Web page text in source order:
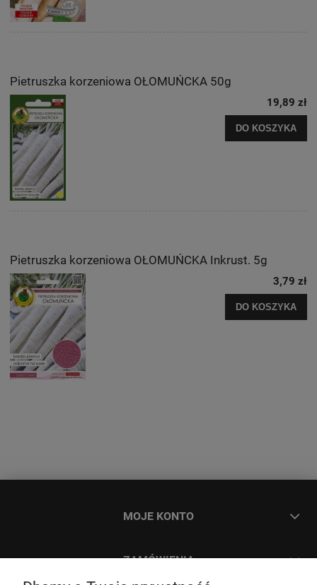
Pietruszka korzeniowa OŁOMUŃCKA 50g
19,89 zł
DO KOSZYKA
Pietruszka korzeniowa OŁOMUŃCKA Inkrust. 5g
3,79 zł
DO KOSZYKA
MOJE KONTO
ZAMÓWIENIA